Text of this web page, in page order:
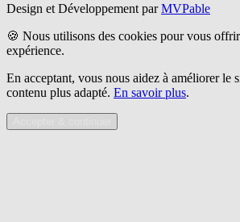
Design et Développement par MVPable
🍪 Nous utilisons des cookies pour vous
expérience.
En acceptant, vous nous aidez à améliorer le
contenu plus adapté. En savoir plus.